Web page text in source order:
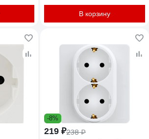
клеммы, белый ATN440146S
В корзину
-8%
219 ₽238 ₽